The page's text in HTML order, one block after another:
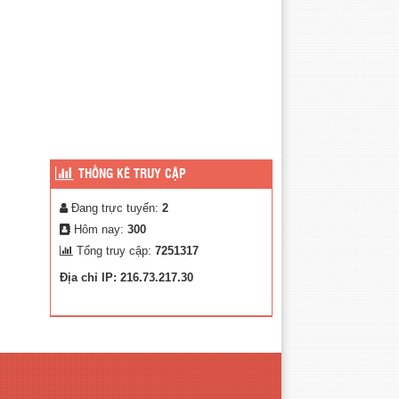
THỐNG KÊ TRUY CẬP
Đang trực tuyến: 2
Hôm nay: 300
Tổng truy cập: 7251317
Địa chỉ IP: 216.73.217.30